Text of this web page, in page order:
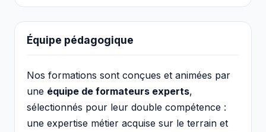
Équipe pédagogique
Nos formations sont conçues et animées par
une équipe de formateurs experts,
sélectionnés pour leur double compétence :
une expertise métier acquise sur le terrain et